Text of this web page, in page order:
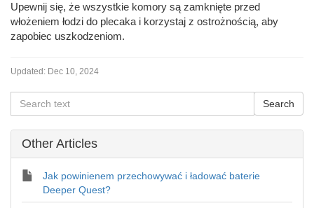
Upewnij się, że wszystkie komory są zamknięte przed
włożeniem łodzi do plecaka i korzystaj z ostrożnością, aby
zapobiec uszkodzeniom.
Updated: Dec 10, 2024
Other Articles
Jak powinienem przechowywać i ładować baterie
Deeper Quest?